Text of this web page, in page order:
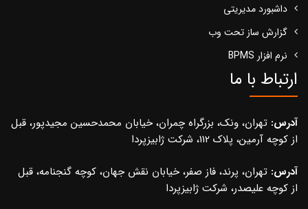
داشبورد مدیریتی
گزارش ساز تحت وب
نرم افزار BPMS
ارتباط با ما
آدرس: تهران، ونک، بزرگراه چمران، خیابان محمدحسین مجیدپور، قبل
از کوچه آرمین، پلاک 112، شرکت ژابیزپردا
آدرس: تهران، پرند، فاز صفر، خیابان نقش جهان، کوچه گنجنامه، قبل
از کوچه علیصدر، شرکت ژابیزپردا